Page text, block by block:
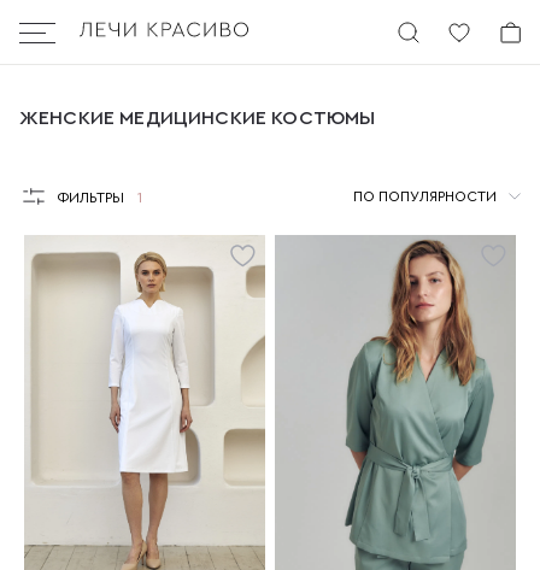
Бургер
ЖЕНСКИЕ МЕДИЦИНСКИЕ КОСТЮМЫ
ФИЛЬТРЫ 1 ПО ПОПУЛЯРНОСТИ